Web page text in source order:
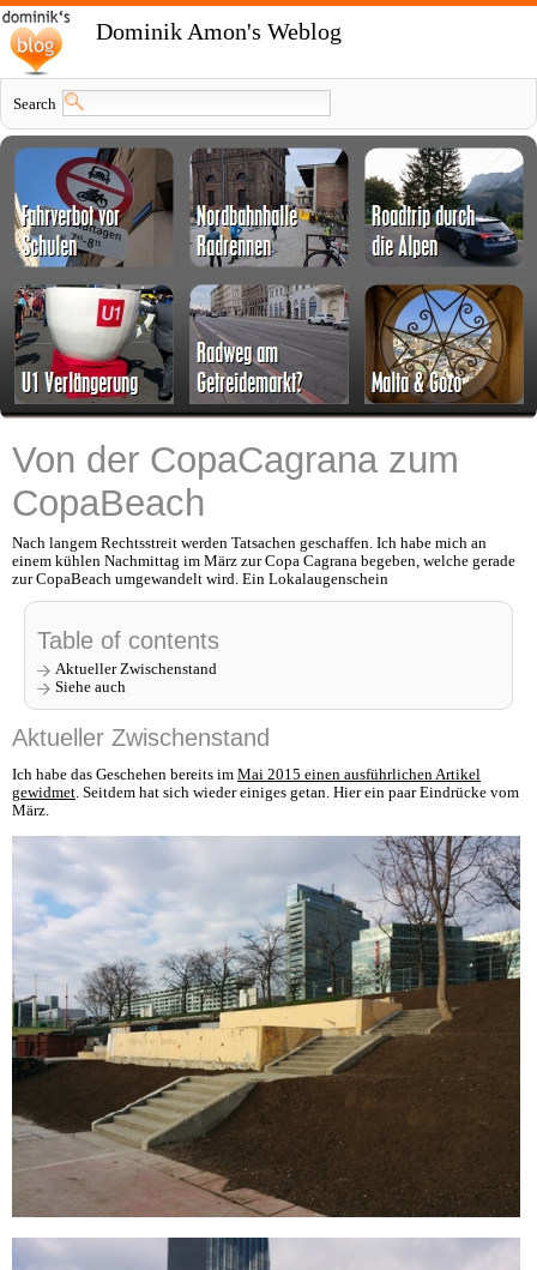
Dominik Amon's Weblog
Search
Von der CopaCagrana zum
CopaBeach
Nach langem Rechtsstreit werden Tatsachen geschaffen. Ich habe mich an
einem kühlen Nachmittag im März zur Copa Cagrana begeben, welche gerade
zur CopaBeach umgewandelt wird. Ein Lokalaugenschein
Table of contents
Aktueller Zwischenstand
Siehe auch
Aktueller Zwischenstand
Ich habe das Geschehen bereits im Mai 2015 einen ausführlichen Artikel
gewidmet. Seitdem hat sich wieder einiges getan. Hier ein paar Eindrücke vom
März.